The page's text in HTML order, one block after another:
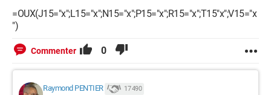
=OUX(J15="x";L15="x";N15="x";P15="x";R15="x";T15"x";V15="x
")
Commenter 0
Raymond PENTIER 17 490